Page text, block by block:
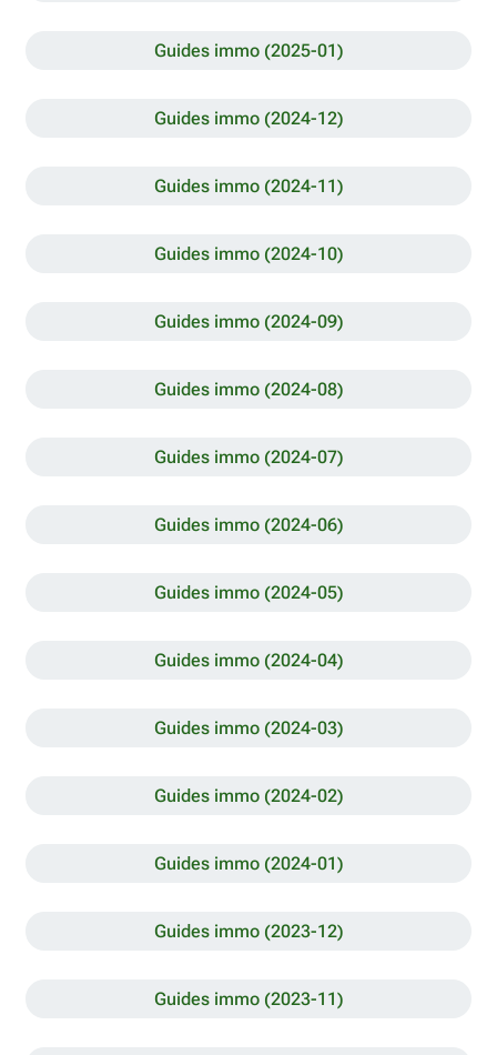
Guides immo (2025-01)
Guides immo (2024-12)
Guides immo (2024-11)
Guides immo (2024-10)
Guides immo (2024-09)
Guides immo (2024-08)
Guides immo (2024-07)
Guides immo (2024-06)
Guides immo (2024-05)
Guides immo (2024-04)
Guides immo (2024-03)
Guides immo (2024-02)
Guides immo (2024-01)
Guides immo (2023-12)
Guides immo (2023-11)